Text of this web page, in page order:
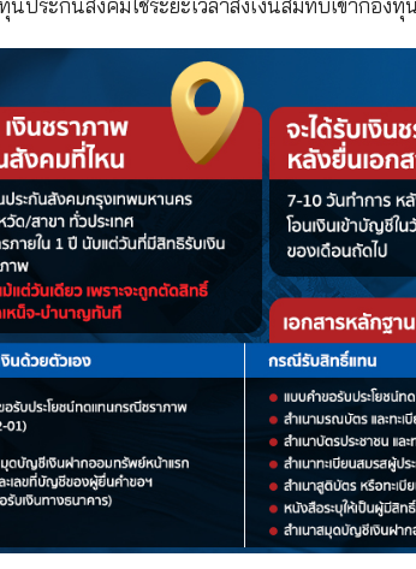
ที่เสียชีวิต
กฏหมาย
มาย
ภาพ หรือ เงินบำนาญชราภาพ
ด้รับเงินชราภาพเป็น เงินบำเหน็จ หรือ
ราภาพที่ประกันสังคมจะจ่ายเป็นเงินก้อน